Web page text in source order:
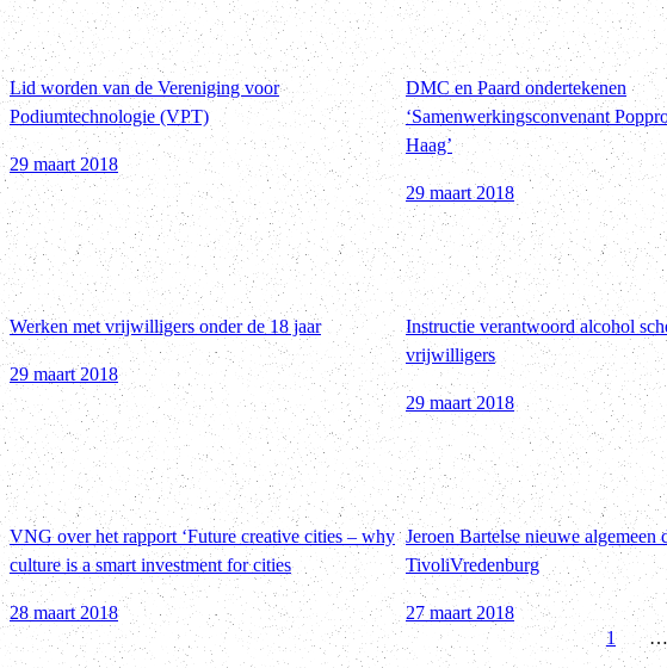
Lid worden van de Vereniging voor
Podiumtechnologie (VPT)
29 maart 2018
DMC en Paard ondertekenen
‘Samenwerkingsconvenant
Haag’
29 maart 2018
Werken met vrijwilligers onder de 18 jaar
29 maart 2018
Instructie verantwoord alcohol
vrijwilligers
29 maart 2018
VNG over het rapport ‘Future creative cities – why
culture is a smart investment for cities
28 maart 2018
Jeroen Bartelse nieuwe algemeen
TivoliVredenburg
27 maart 2018
Vorige
1 …